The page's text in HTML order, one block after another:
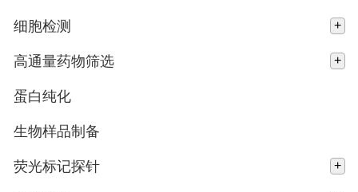
细胞检测 +
高通量药物筛选 +
蛋白纯化
生物样品制备
荧光标记探针 +